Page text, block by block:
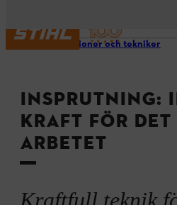
Innovationer och tekniker
INSPRUTNING:
KRAFT FÖR
ARBETET